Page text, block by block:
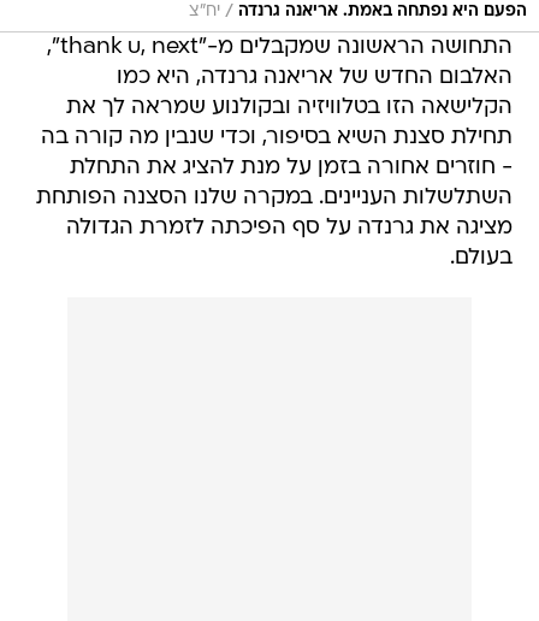
הפעם היא נפתחה באמת. אריאנה גרנדה / יח"צ
התחושה הראשונה שמקבלים מ-"thank u, next",
האלבום החדש של אריאנה גרנדה, היא כמו
הקלישאה הזו בטלוויזיה ובקולנוע שמראה לך את
תחילת סצנת השיא בסיפור, וכדי שנבין מה קורה בה
- חוזרים אחורה בזמן על מנת להציג את התחלת
השתלשלות העניינים. במקרה שלנו הסצנה הפותחת
מציגה את גרנדה על סף הפיכתה לזמרת הגדולה
בעולם.